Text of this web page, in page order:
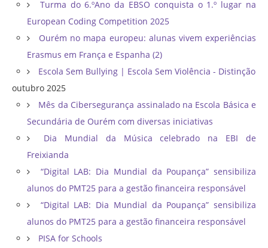
Turma do 6.ºAno da EBSO conquista o 1.º lugar na
European Coding Competition 2025
Ourém no mapa europeu: alunas vivem experiências
Erasmus em França e Espanha (2)
Escola Sem Bullying | Escola Sem Violência - Distinção
outubro 2025
Mês da Cibersegurança assinalado na Escola Básica e
Secundária de Ourém com diversas iniciativas
Dia Mundial da Música celebrado na EBI de
Freixianda
“Digital LAB: Dia Mundial da Poupança” sensibiliza
alunos do PMT25 para a gestão financeira responsável
“Digital LAB: Dia Mundial da Poupança” sensibiliza
alunos do PMT25 para a gestão financeira responsável
PISA for Schools